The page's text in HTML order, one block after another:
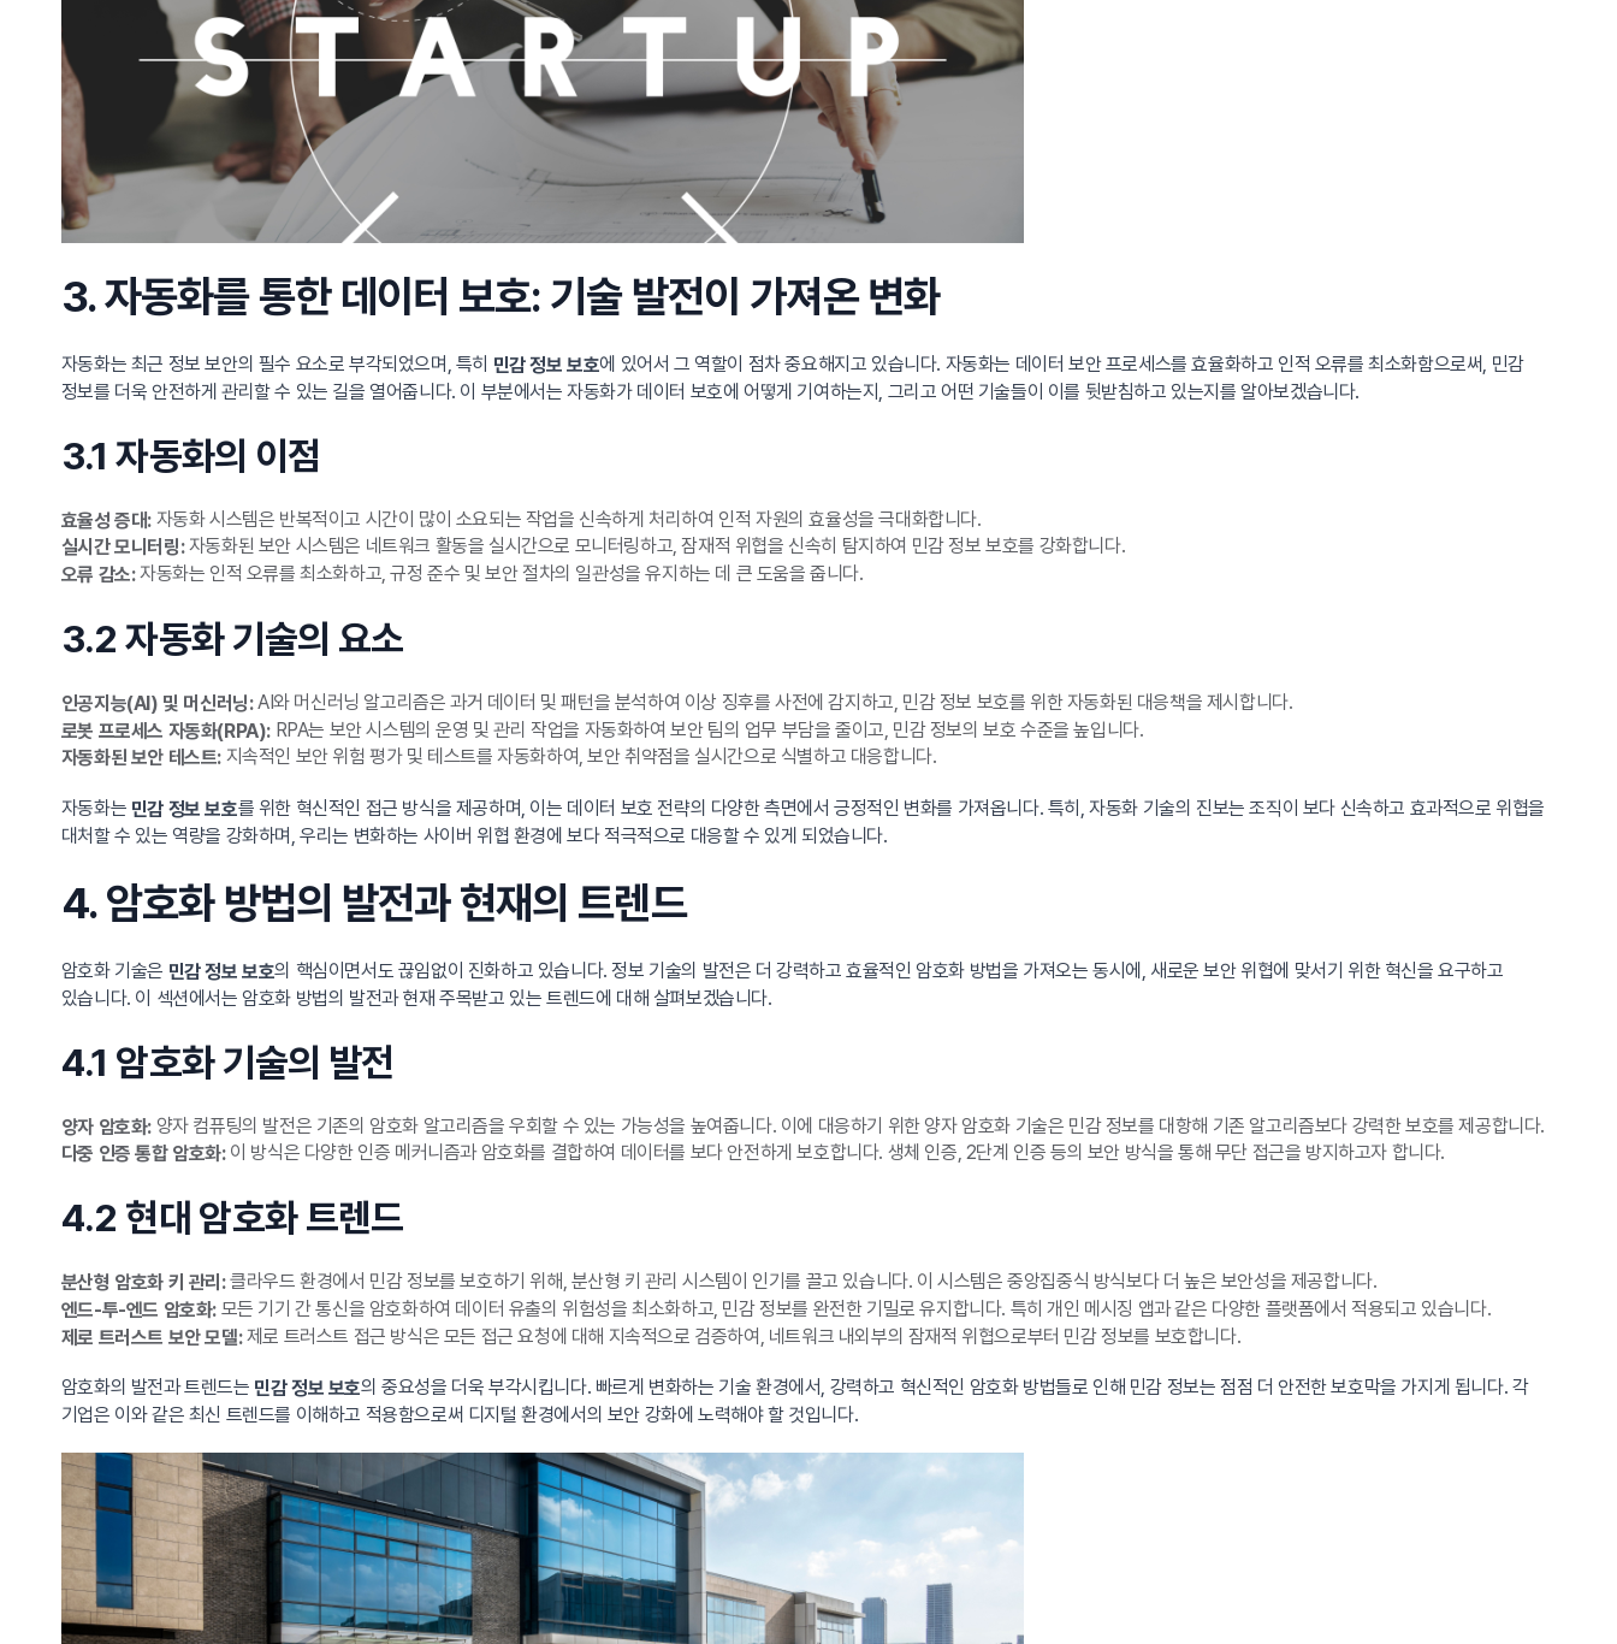
3. 자동화를 통한 데이터 보호: 기술 발전이 가져온 변화
자동화는 최근 정보 보안의 필수 요소로 부각되었으며, 특히 민감 정보 보호에 있어서 그 역할이 점차 중요해지고 있습니다. 자동화는 데이터 보안 프로세스를 효율화하고 인적 오류를 최소화함으로써, 민감
정보를 더욱 안전하게 관리할 수 있는 길을 열어줍니다. 이 부분에서는 자동화가 데이터 보호에 어떻게 기여하는지, 그리고 어떤 기술들이 이를 뒷받침하고 있는지를 알아보겠습니다.
3.1 자동화의 이점
효율성 증대:자동화 시스템은 반복적이고 시간이 많이 소요되는 작업을 신속하게 처리하여 인적 자원의 효율성을 극대화합니다.
실시간 모니터링:자동화된 보안 시스템은 네트워크 활동을 실시간으로 모니터링하고, 잠재적 위협을 신속히 탐지하여 민감 정보 보호를 강화합니다.
오류 감소:자동화는 인적 오류를 최소화하고, 규정 준수 및 보안 절차의 일관성을 유지하는 데 큰 도움을 줍니다.
3.2 자동화 기술의 요소
인공지능(AI) 및 머신러닝:AI와 머신러닝 알고리즘은 과거 데이터 및 패턴을 분석하여 이상 징후를 사전에 감지하고, 민감 정보 보호를 위한 자동화된 대응책을 제시합니다.
로봇 프로세스 자동화(RPA):RPA는 보안 시스템의 운영 및 관리 작업을 자동화하여 보안 팀의 업무 부담을 줄이고, 민감 정보의 보호 수준을 높입니다.
자동화된 보안 테스트:지속적인 보안 위험 평가 및 테스트를 자동화하여, 보안 취약점을 실시간으로 식별하고 대응합니다.
자동화는 민감 정보 보호를 위한 혁신적인 접근 방식을 제공하며, 이는 데이터 보호 전략의 다양한 측면에서 긍정적인 변화를 가져옵니다. 특히, 자동화 기술의 진보는 조직이 보다 신속하고 효과적으로 위협을
대처할 수 있는 역량을 강화하며, 우리는 변화하는 사이버 위협 환경에 보다 적극적으로 대응할 수 있게 되었습니다.
4. 암호화 방법의 발전과 현재의 트렌드
암호화 기술은 민감 정보 보호의 핵심이면서도 끊임없이 진화하고 있습니다. 정보 기술의 발전은 더 강력하고 효율적인 암호화 방법을 가져오는 동시에, 새로운 보안 위협에 맞서기 위한 혁신을 요구하고
있습니다. 이 섹션에서는 암호화 방법의 발전과 현재 주목받고 있는 트렌드에 대해 살펴보겠습니다.
4.1 암호화 기술의 발전
양자 암호화:양자 컴퓨팅의 발전은 기존의 암호화 알고리즘을 우회할 수 있는 가능성을 높여줍니다. 이에 대응하기 위한 양자 암호화 기술은 민감 정보를 대항해 기존 알고리즘보다 강력한 보호를 제공합니다.
다중 인증 통합 암호화:이 방식은 다양한 인증 메커니즘과 암호화를 결합하여 데이터를 보다 안전하게 보호합니다. 생체 인증, 2단계 인증 등의 보안 방식을 통해 무단 접근을 방지하고자 합니다.
4.2 현대 암호화 트렌드
분산형 암호화 키 관리:클라우드 환경에서 민감 정보를 보호하기 위해, 분산형 키 관리 시스템이 인기를 끌고 있습니다. 이 시스템은 중앙집중식 방식보다 더 높은 보안성을 제공합니다.
엔드-투-엔드 암호화:모든 기기 간 통신을 암호화하여 데이터 유출의 위험성을 최소화하고, 민감 정보를 완전한 기밀로 유지합니다. 특히 개인 메시징 앱과 같은 다양한 플랫폼에서 적용되고 있습니다.
제로 트러스트 보안 모델:제로 트러스트 접근 방식은 모든 접근 요청에 대해 지속적으로 검증하여, 네트워크 내외부의 잠재적 위협으로부터 민감 정보를 보호합니다.
암호화의 발전과 트렌드는 민감 정보 보호의 중요성을 더욱 부각시킵니다. 빠르게 변화하는 기술 환경에서, 강력하고 혁신적인 암호화 방법들로 인해 민감 정보는 점점 더 안전한 보호막을 가지게 됩니다. 각
기업은 이와 같은 최신 트렌드를 이해하고 적용함으로써 디지털 환경에서의 보안 강화에 노력해야 할 것입니다.